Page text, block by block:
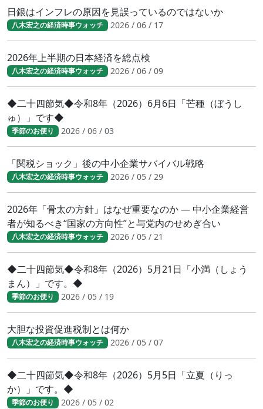
日銀はインフレの原因を見誤っているのではないか
八木宏之の経済時事ウォッチ 2026 / 06 / 17
2026年上半期の日本経済を総点検
八木宏之の経済時事ウォッチ 2026 / 06 / 09
◆二十四節気◆令和8年（2026）6月6日「芒種（ぼうし
ゅ）」です◆
季節のお便り 2026 / 06 / 03
「関税ショック」後の中小企業サバイバル戦略
八木宏之の経済時事ウォッチ 2026 / 05 / 29
2026年「骨太の方針」はなぜ重要なのか ― 中小企業経営
者が知るべき“国家の方向性”と与党内のせめぎ合い
八木宏之の経済時事ウォッチ 2026 / 05 / 21
◆二十四節気◆令和8年（2026）5月21日「小満（しょう
まん）」です。◆
季節のお便り 2026 / 05 / 19
大胆な投資促進税制とは何か
八木宏之の経済時事ウォッチ 2026 / 05 / 07
◆二十四節気◆令和8年（2026）5月5日「立夏（りっ
か）」です。◆
季節のお便り 2026 / 05 / 02